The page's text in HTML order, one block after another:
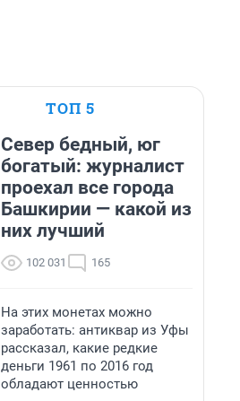
ТОП 5
Север бедный, юг
богатый: журналист
проехал все города
Башкирии — какой из
них лучший
102 031 165
На этих монетах можно
заработать: антиквар из Уфы
рассказал, какие редкие
деньги 1961 по 2016 год
обладают ценностью